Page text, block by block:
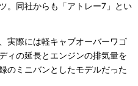
。同社からも「アトレー7」とい
実際には軽キャブオーバーワゴ
ィの延長とエンジンの排気量を
のミニバンとしたモデルだった